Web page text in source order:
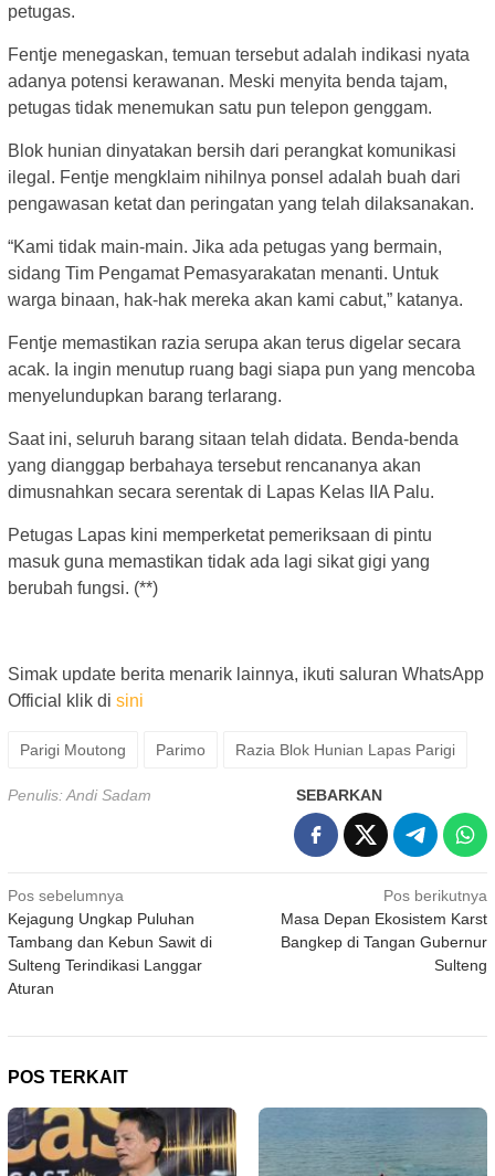
petugas.
Fentje menegaskan, temuan tersebut adalah indikasi nyata
adanya potensi kerawanan. Meski menyita benda tajam,
petugas tidak menemukan satu pun telepon genggam.
Blok hunian dinyatakan bersih dari perangkat komunikasi
ilegal. Fentje mengklaim nihilnya ponsel adalah buah dari
pengawasan ketat dan peringatan yang telah dilaksanakan.
“Kami tidak main-main. Jika ada petugas yang bermain,
sidang Tim Pengamat Pemasyarakatan menanti. Untuk
warga binaan, hak-hak mereka akan kami cabut,” katanya.
Fentje memastikan razia serupa akan terus digelar secara
acak. Ia ingin menutup ruang bagi siapa pun yang mencoba
menyelundupkan barang terlarang.
Saat ini, seluruh barang sitaan telah didata. Benda-benda
yang dianggap berbahaya tersebut rencananya akan
dimusnahkan secara serentak di Lapas Kelas IIA Palu.
Petugas Lapas kini memperketat pemeriksaan di pintu
masuk guna memastikan tidak ada lagi sikat gigi yang
berubah fungsi. (**)
Simak update berita menarik lainnya, ikuti saluran WhatsApp
Official klik di sini
Parigi Moutong Parimo Razia Blok Hunian Lapas Parigi
Penulis: Andi Sadam SEBARKAN
Navigasi
pos
Pos sebelumnya
Kejagung Ungkap Puluhan
Tambang dan Kebun Sawit di
Sulteng Terindikasi Langgar
Aturan
Pos berikutnya
Masa Depan Ekosistem Karst
Bangkep di Tangan Gubernur
Sulteng
POS TERKAIT